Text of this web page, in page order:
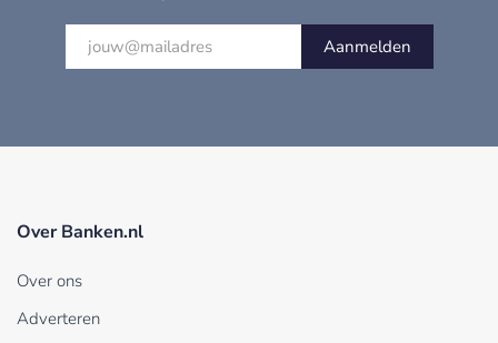
Aanmelden
Over Banken.nl
Over ons
Adverteren